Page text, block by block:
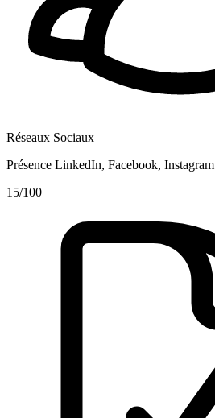
Réseaux Sociaux
Présence LinkedIn, Facebook, Instagram
15/100